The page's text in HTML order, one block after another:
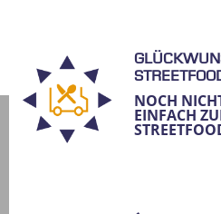
NOCH
EINFACH